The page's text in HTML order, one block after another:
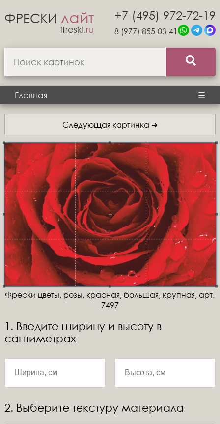
ФРЕСКИ лайт
ifreski.ru
+7 (495) 972-72-19
8 (977) 855-03-41
Главная ☰
Следующая картинка ➜
Фрески цветы, розы, красная, большая, крупная, арт.
7497
1. Введите ширину и высоту в
сантиметрах
2. Выберите текстуру материала